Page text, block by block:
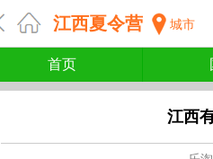
江西夏令营 城市
首页
江西